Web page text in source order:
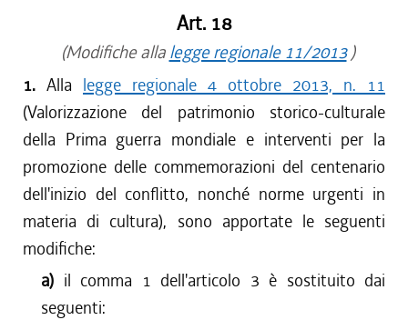
Art. 18
(Modifiche alla legge regionale 11/2013)
1. Alla legge regionale 4 ottobre 2013, n. 11
(Valorizzazione del patrimonio storico-culturale
della Prima guerra mondiale e interventi per la
promozione delle commemorazioni del centenario
dell'inizio del conflitto, nonché norme urgenti in
materia di cultura), sono apportate le seguenti
modifiche:
a) il comma 1 dell'articolo 3 è sostituito dai
seguenti: